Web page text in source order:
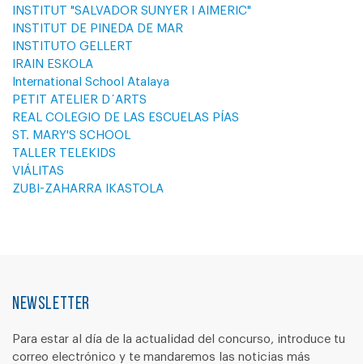
INSTITUT "SALVADOR SUNYER I AIMERIC"
INSTITUT DE PINEDA DE MAR
INSTITUTO GELLERT
IRAIN ESKOLA
International School Atalaya
PETIT ATELIER D´ARTS
REAL COLEGIO DE LAS ESCUELAS PÍAS
ST. MARY'S SCHOOL
TALLER TELEKIDS
VIÁLITAS
ZUBI-ZAHARRA IKASTOLA
Newsletter
Para estar al día de la actualidad del concurso, introduce tu
correo electrónico y te mandaremos las noticias más